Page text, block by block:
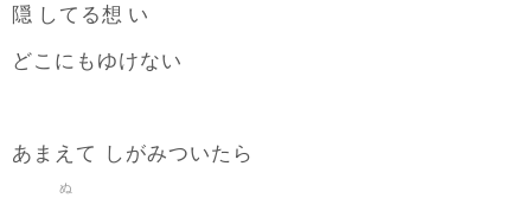
隠 してる想 い
どこにもゆけない
あまえて しがみついたら
ぬ